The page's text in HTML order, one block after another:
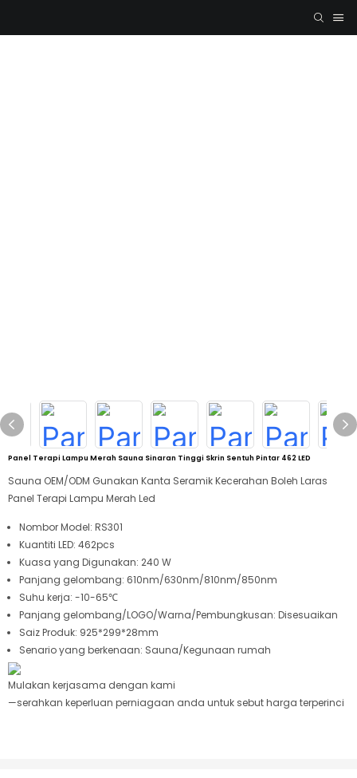
Panel Terapi Lampu Merah Sauna Sinaran Tinggi Skrin Sentuh Pintar 462 LED
Sauna OEM/ODM Gunakan Kanta Seramik Kecerahan Boleh Laras
Panel Terapi Lampu Merah Led
Nombor Model: RS301
Kuantiti LED: 462pcs
Kuasa yang Digunakan: 240W
Panjang gelombang: 610nm/630nm/810nm/850nm
Suhu kerja: -10-65℃
Panjang gelombang/LOGO/Warna/Pembungkusan: Disesuaikan
Saiz Produk: 925*299*28mm
Senario yang berkenaan: Sauna/Kegunaan rumah
Mulakan kerjasama dengan kami
—serahkan keperluan perniagaan anda untuk sebut harga terperinci